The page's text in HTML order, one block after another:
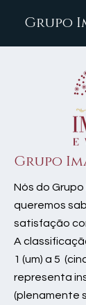
Grupo
Grupo
Nós do
queremos
satisfação
A
1 (um) a 5
representa
(plenamente